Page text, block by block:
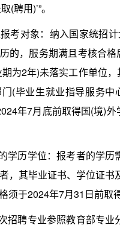
(聘用)’”。
对象：纳入国家统招计
的，服务期满且考核合
为2年)未落实工作单位
(毕业生就业指导服务
年7月底前取得国(境)
历学位：报考者的学历
，其毕业证书、学位证
须于2024年7月31日前取
聘专业参照教育部专业